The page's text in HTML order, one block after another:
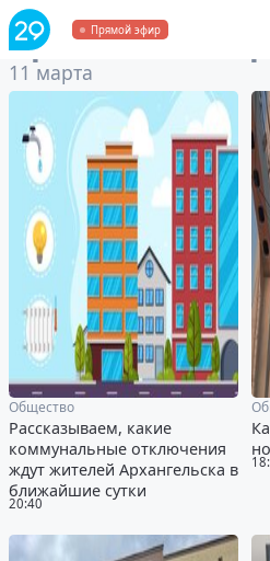
Прямой эфир
Архивза 11
11 марта
20:40
Общество
Рассказываем, какие
коммунальные отключения
ждут жителей Архангельска в
ближайшие сутки